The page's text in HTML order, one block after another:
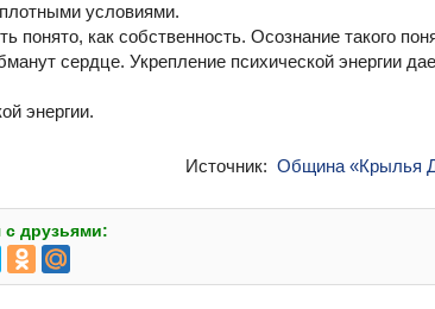
условиями.
как собственность. Осознание такого
сердце. Укрепление психической энергии
энергии.
Источник: Община «Крылья
с друзьями: